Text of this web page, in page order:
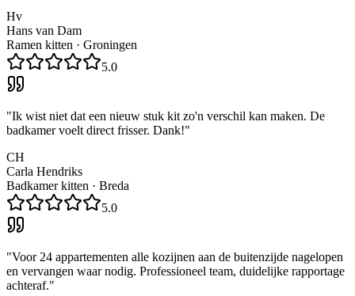
Hv
Hans van Dam
Ramen kitten · Groningen
5.0
"Ik wist niet dat een nieuw stuk kit zo'n verschil kan maken. De
badkamer voelt direct frisser. Dank!"
CH
Carla Hendriks
Badkamer kitten · Breda
5.0
"Voor 24 appartementen alle kozijnen aan de buitenzijde nagelopen
en vervangen waar nodig. Professioneel team, duidelijke rapportage
achteraf."